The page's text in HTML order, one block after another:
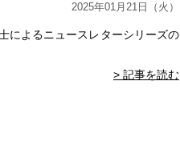
2025年01月21日（火）
によるニュースレターシリーズの
> 記事を読む